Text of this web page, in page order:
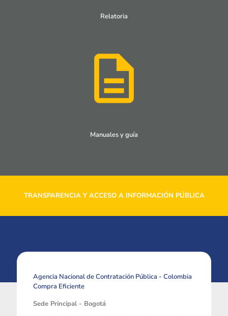
Relatoria
Manuales y guía
TRANSPARENCIA Y ACCESO A INFORMACIÓN PÚBLICA
Agencia Nacional de Contratación Pública - Colombia
Compra Eficiente
Sede Principal - Bogotá